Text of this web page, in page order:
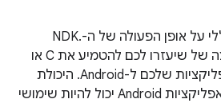
בקטע הזה יש הסבר כללי על אופן הפעולה של ה-NDK.
Android NDK הוא קבוצה של שיעזרו לכם להטמיע את C או
C++ ("קוד מקורי") באפליקציות שלכם ל-Android. היכולת
להשתמש קוד מקורי באפליקציות Android יכול להיות שימושי